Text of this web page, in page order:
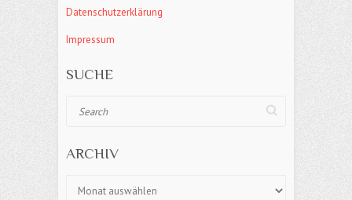
Datenschutzerklärung
Impressum
SUCHE
ARCHIV